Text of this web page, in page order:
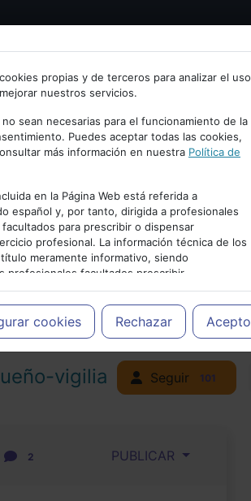
con tu email.
Cancelar
propias y de terceros para analizar el uso
nuestros servicios.
sean necesarias para el funcionamiento de la
Puedes aceptar todas las cookies,
más información en nuestra Política de
en la Página Web está referida a
español y, por tanto, dirigida a profesionales
para prescribir o dispensar
profesional. La información técnica de los
meramente informativo, siendo
profesionales facultados prescribir
en cada caso concreto, el tratamiento más
del paciente.
cookies Rechazar Acepto
PUBLICIDAD
vigilia Seguir 101
2 PUBLICAR